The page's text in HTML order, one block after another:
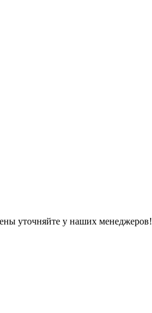
уточняйте у наших менеджеров!